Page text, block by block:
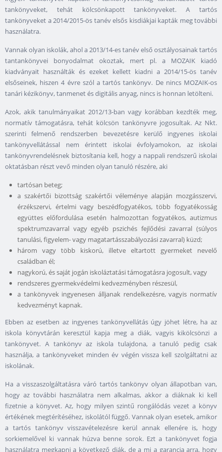
tankönyveket, tehát kölcsönkapott tankönyveket. A tartós
tankönyveket a 2014/2015-ös tanév elsős kisdiákjai kapták meg további
használatra.
Vannak olyan iskolák, ahol a 2013/14-es tanév első osztályosainak tartós
tantankönyvei bonyodalmat okoztak, mert pl. a MOZAIK kiadó
kiadványait használták és ezeket kellett kiadni a 2014/15-ös tanév
elsőseinek, hiszen 4 évre szól a tartós tankönyv. De nincs MOZAIK-os
tanári kézikönyv, tanmenet és digitális anyag, nincs is honnan letölteni.
Azok, akik tanulmányaikat 2012/13-ban vagy korábban kezdték meg,
normatív támogatásra, tehát kölcsön tankönyvre jogosultak. Az Nkt.
szerinti felmenő rendszerben bevezetésre kerülő ingyenes iskolai
tankönyvellátással nem érintett iskolai évfolyamokon, az iskolai
tankönyvrendelésnek biztosítania kell, hogy a nappali rendszerű iskolai
oktatásban részt vevő minden olyan tanuló részére, aki
tartósan beteg;
a szakértői bizottság szakértői véleménye alapján mozgásszervi,
érzékszervi, értelmi vagy beszédfogyatékos, több fogyatékosság
együttes előfordulása esetén halmozottan fogyatékos, autizmus
spektrumzavarral vagy egyéb pszichés fejlődési zavarral (súlyos
tanulási, figyelem- vagy magatartásszabályozási zavarral) küzd;
három vagy több kiskorú, illetve eltartott gyermeket nevelő
családban él;
nagykorú, és saját jogán iskoláztatási támogatásra jogosult, vagy
rendszeres gyermekvédelmi kedvezményben részesül,
a tankönyvek ingyenesen álljanak rendelkezésre, vagyis normatív
kedvezményt kapnak.
Ebben az esetben az ingyenes tankönyvellátás úgy jöhet létre, ha az
iskola könyvtárán keresztül kapja meg a diák, vagyis kikölcsönzi a
tankönyvet. A tankönyv az iskola tulajdona, a tanuló pedig csak
használja, a tankönyveket minden év végén vissza kell szolgáltatni az
iskolának.
Ha a visszaszolgáltatásra váró tartós tankönyv olyan állapotban van,
hogy az további használatra nem alkalmas, akkor a diáknak ki kell
fizetnie a könyvet. Az, hogy milyen szintű rongálódás vezet a könyv
értékének megtérítéséhez, iskolától függő. Vannak olyan esetek, amikor
a tartós tankönyv visszavételezésre kerül annak ellenére is, hogy
sorkiemelővel ki vannak húzva benne sorok. Ezt a tankönyvet fogja
használatra megkapni a következő diák, de a mi a garancia arra, hogy